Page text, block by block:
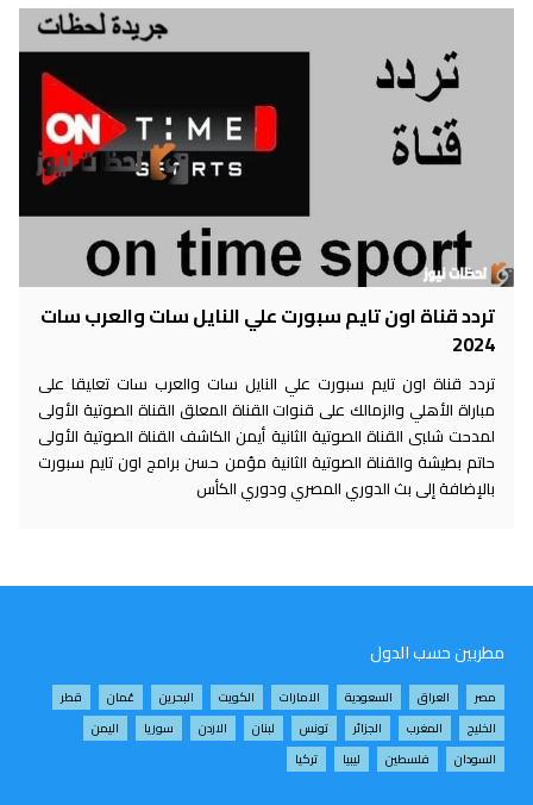
تردد قناة اون تايم سبورت علي النايل سات والعرب سات
2024
تردد قناة اون تايم سبورت علي النايل سات والعرب سات تعليقا على
مباراة الأهلي والزمالك على قنوات القناة المعلق القناة الصوتية الأولى
لمدحت شلبى القناة الصوتية الثانية أيمن الكاشف القناة الصوتية الأولى
حاتم بطيشة والقناة الصوتية الثانية مؤمن حسن برامج اون تايم سبورت
بالإضافة إلى بث الدوري المصري ودوري الكأس
مطربين حسب الدول
مصر العراق السعودية الامارات الكويت البحرين عُمان
قطر
الخليج
المغرب الجزائر تونس لبنان الاردن سوريا
اليمن
السودان
فلسطين ليبيا تركيا